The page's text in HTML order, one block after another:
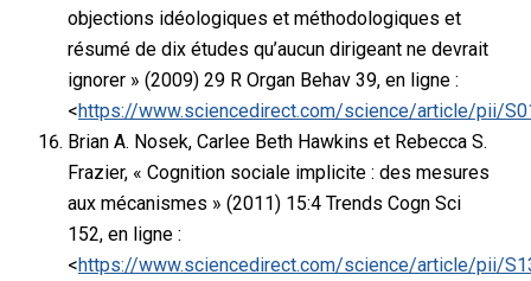
objections idéologiques et méthodologiques et
résumé de dix études qu’aucun dirigeant ne devrait
ignorer » (2009) 29 R Organ Behav 39, en ligne :
<https://www.sciencedirect.com/science/article/pii/
Brian A. Nosek, Carlee Beth Hawkins et Rebecca S.
Frazier, « Cognition sociale implicite : des mesures
aux mécanismes » (2011) 15:4 Trends Cogn Sci
152, en ligne :
<https://www.sciencedirect.com/science/article/pii/